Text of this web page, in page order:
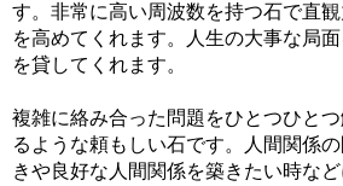
す。非常に高い周波数を持つ石で直
を高めてくれます。人生の大事な局
を貸してくれます。
複雑に絡み合った問題をひとつひと
るような頼もしい石です。人間関係
きや良好な人間関係を築きたい時な